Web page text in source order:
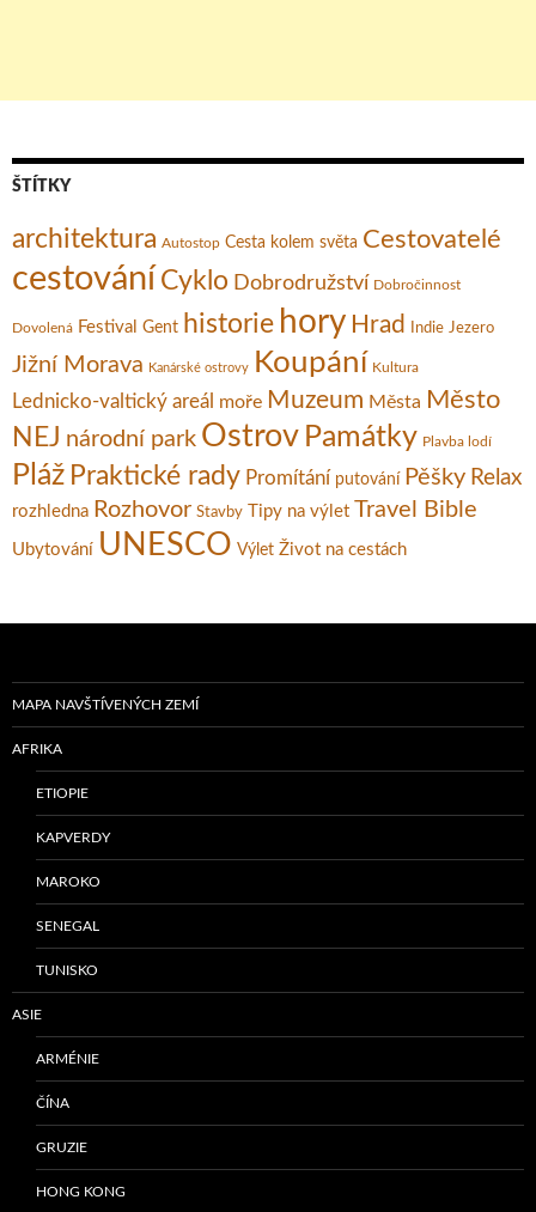
ŠTÍTKY
architektura Autostop Cesta kolem světa Cestovatelé
cestování Cyklo Dobrodružství Dobročinnost
Dovolená Festival Gent historie hory Hrad Indie Jezero
Jižní Morava Kanárské ostrovy Koupání Kultura
Lednicko-valtický areál moře Muzeum Města Město
NEJ národní park Ostrov Památky Plavba lodí
Pláž Praktické rady Promítání putování Pěšky Relax
rozhledna Rozhovor Stavby Tipy na výlet Travel Bible
Ubytování UNESCO Výlet Život na cestách
MAPA NAVŠTÍVENÝCH ZEMÍ
AFRIKA
ETIOPIE
KAPVERDY
MAROKO
SENEGAL
TUNISKO
ASIE
ARMÉNIE
ČÍNA
GRUZIE
HONG KONG